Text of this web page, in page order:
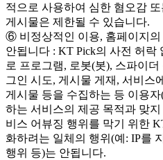
적으로 사용하여 심한 혐오감
게시물은 제한될 수 있습니다.
⑥ 비정상적인 이용, 홈페이지
안됩니다 : KT Pick의 사전 허락
로 프로그램, 로봇(봇), 스파이
그인 시도, 게시물 게재, 서비스
게시물 등을 수집하는 등 이용
하는 서비스의 제공 목적과 맞
비스 어뷰징 행위를 막기 위한
화하려는 일체의 행위(예: IP를
행위 등)는 안됩니다.